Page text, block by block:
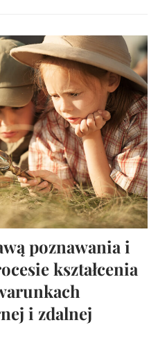
poznawania i
kształcenia
i zdalnej